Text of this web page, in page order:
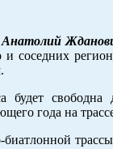
Анатолий
и соседних
будет
года на
трассы